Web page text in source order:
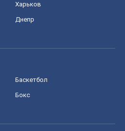
Харьков
Днепр
Баскетбол
Бокс